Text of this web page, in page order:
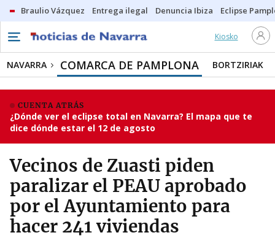
Braulio Vázquez Entrega ilegal Denuncia Ibiza Eclipse
Kiosko
NAVARRA COMARCA DE PAMPLONA BORTZIRIAK
CUENTA ATRÁS
¿Dónde ver el eclipse total en Navarra? El mapa que te
dice dónde estar el 12 de agosto
Vecinos de Zuasti piden
paralizar el PEAU aprobado
por el Ayuntamiento para
hacer 241 viviendas